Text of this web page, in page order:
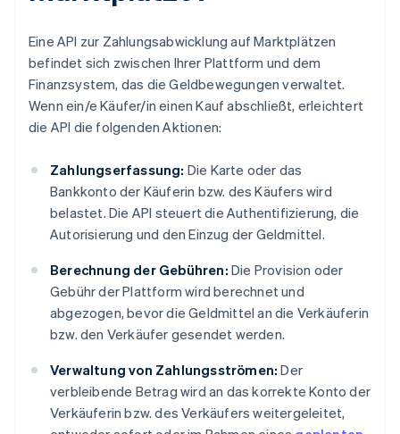
Eine API zur Zahlungsabwicklung auf Marktplätzen
befindet sich zwischen Ihrer Plattform und dem
Finanzsystem, das die Geldbewegungen verwaltet.
Wenn ein/e Käufer/in einen Kauf abschließt, erleichtert
die API die folgenden Aktionen:
Zahlungserfassung: Die Karte oder das
Bankkonto der Käuferin bzw. des Käufers wird
belastet. Die API steuert die Authentifizierung, die
Autorisierung und den Einzug der Geldmittel.
Berechnung der Gebühren: Die Provision oder
Gebühr der Plattform wird berechnet und
abgezogen, bevor die Geldmittel an die Verkäuferin
bzw. den Verkäufer gesendet werden.
Verwaltung von Zahlungsströmen: Der
verbleibende Betrag wird an das korrekte Konto der
Verkäuferin bzw. des Verkäufers weitergeleitet,